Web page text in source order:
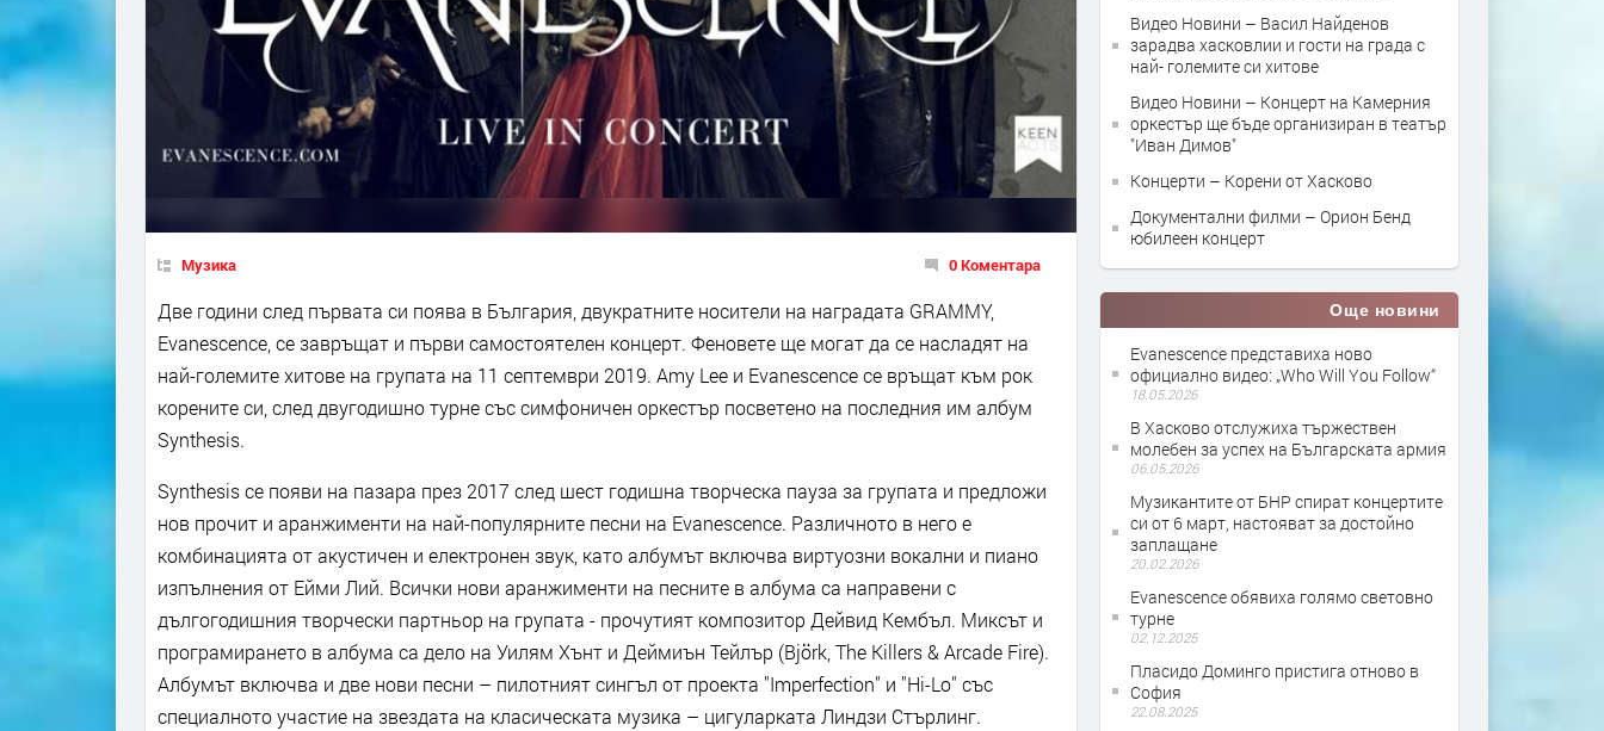
Музика 0 Коментара
Две години след първата си поява в България, двукратните носители на наградата GRAMMY,
Evanescence, се завръщат и първи самостоятелен концерт. Феновете ще могат да се насладят на
най-големите хитове на групата на 11 септември 2019. Amy Lee и Evanescence се връщат към рок
корените си, след двугодишно турне със симфоничен оркестър посветено на последния им албум
Synthesis.
Synthesis се появи на пазара през 2017 след шест годишна творческа пауза за групата и предложи
нов прочит и аранжименти на най-популярните песни на Evanescence. Различното в него е
комбинацията от акустичен и електронен звук, като албумът включва виртуозни вокални и пиано
изпълнения от Ейми Лий. Всички нови аранжименти на песните в албума са направени с
дългогодишния творчески партньор на групата - прочутият композитор Дейвид Кембъл. Миксът и
програмирането в албума са дело на Уилям Хънт и Деймиън Тейлър (Björk, The Killers & Arcade Fire).
Албумът включва и две нови песни – пилотният сингъл от проекта "Imperfection" и "Hi-Lo" със
специалното участие на звездата на класическата музика – цигуларката Линдзи Стърлинг.
Видео Новини – Васил Найденов
зарадва хасковлии и гости на града с
най- големите си хитове
Видео Новини – Концерт на Камерния
оркестър ще бъде организиран в театър
"Иван Димов"
Концерти – Корени от Хасково
Документални филми – Орион Бенд
юбилеен концерт
Още новини
Evanescence представиха ново
официално видео: „Who Will You Follow“
18.05.2026
В Хасково отслужиха тържествен
молебен за успех на Българската армия
06.05.2026
Музикантите от БНР спират концертите
си от 6 март, настояват за достойно
заплащане
20.02.2026
Evanescence обявиха голямо световно
турне
02.12.2025
Пласидо Доминго пристига отново в
София
22.08.2025